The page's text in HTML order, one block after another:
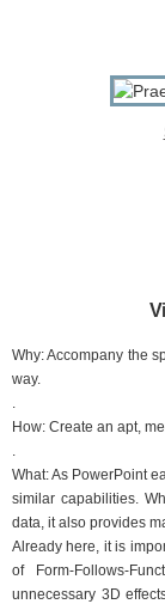
Why: Accompany the
way.
.
How: Create an apt,
.
What: As PowerPoint
similar capabilities.
data, it also provides
Already here, it is
of Form-Follows-
unnecessary 3D